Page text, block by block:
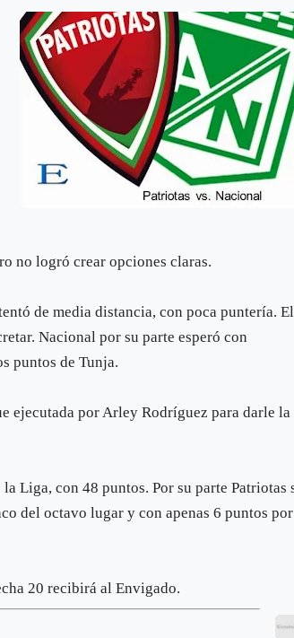
no logró crear opciones claras.
de media distancia, con poca puntería. El
Nacional por su parte esperó con
puntos de Tunja.
ejecutada por Arley Rodríguez para darle la
Liga, con 48 puntos. Por su parte Patriotas
del octavo lugar y con apenas 6 puntos por
20 recibirá al Envigado.